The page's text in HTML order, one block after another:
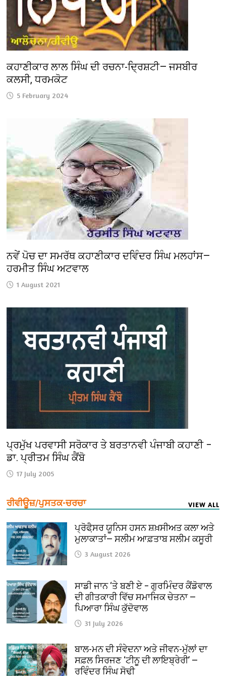
ਕਹਾਣੀਕਾਰ ਲਾਲ ਸਿੰਘ ਦੀ ਰਚਨਾ-ਦ੍ਰਿਸ਼ਟੀ— ਜਸਬੀਰ
ਕਲਸੀ, ਧਰਮਕੋਟ
5 February 2024
ਨਵੇਂ ਪੋਚ ਦਾ ਸਮਰੱਥ ਕਹਾਣੀਕਾਰ ਦਵਿੰਦਰ ਸਿੰਘ ਮਲਹਾਂਸ—
ਹਰਮੀਤ ਸਿੰਘ ਅਟਵਾਲ
1 August 2021
ਪ੍ਰਮੁੱਖ ਪਰਵਾਸੀ ਸਰੋਕਾਰ ਤੇ ਬਰਤਾਨਵੀ ਪੰਜਾਬੀ ਕਹਾਣੀ –
ਡਾ. ਪ੍ਰੀਤਮ ਸਿੰਘ ਕੈਂਬੋ
17 July 2005
ਰੀਵੀਊਜ਼/ਪੁਸਤਕ-ਚਰਚਾ VIEW ALL
ਪ੍ਰੋਫੈ਼ਸਰ ਯੂਨਿਸ ਹਸਨ ਸ਼ਖ਼ਸੀਅਤ ਕਲਾ ਅਤੇ
ਮੁਲਾਕਾਤਾਂ— ਸਲੀਮ ਆਫ਼ਤਾਬ ਸਲੀਮ ਕਸੂਰੀ
3 August 2026
ਸਾਡੀ ਜਾਨ ‘ਤੇ ਬਣੀ ਏ – ਗੁਰਮਿੰਦਰ ਕੈਂਡੋਵਾਲ
ਦੀ ਗੀਤਕਾਰੀ ਵਿੱਚ ਸਮਾਜਿਕ ਚੇਤਨਾ —
ਪਿਆਰਾ ਸਿੰਘ ਕੁੱਦੋਵਾਲ
31 July 2026
ਬਾਲ-ਮਨ ਦੀ ਸੰਵੇਦਨਾ ਅਤੇ ਜੀਵਨ-ਮੁੱਲਾਂ ਦਾ
ਸਫ਼ਲ ਸਿਰਜਣ ‘ਟੀਨੂ ਦੀ ਲਾਇਬ੍ਰੇਰੀ’ —
ਰਵਿੰਦਰ ਸਿੰਘ ਸੋਢੀ